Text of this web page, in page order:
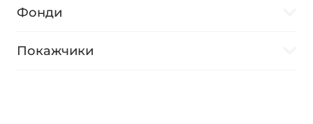
Фонди
Покажчики